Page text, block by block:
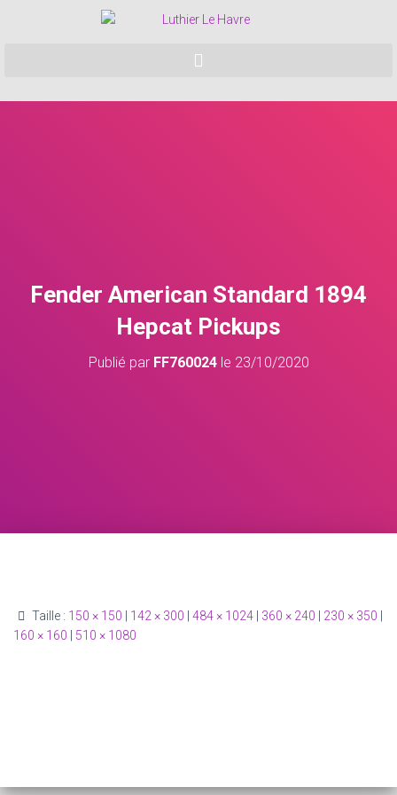
Fender American Standard 1894
Hepcat Pickups
Publié par FF760024le 23/10/2020
Taille : 150 × 150 142 × 300 484 × 1024 360 × 240 230 × 350
160 × 160
510 × 1080